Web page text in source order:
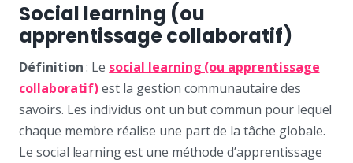
Social learning (ou
apprentissage collaboratif)
Définition: Le social learning (ou apprentissage
collaboratif)est la gestion communautaire des
savoirs. Les individus ont un but commun pour lequel
chaque membre réalise une part de la tâche globale.
Le social learning est une méthode d’apprentissage